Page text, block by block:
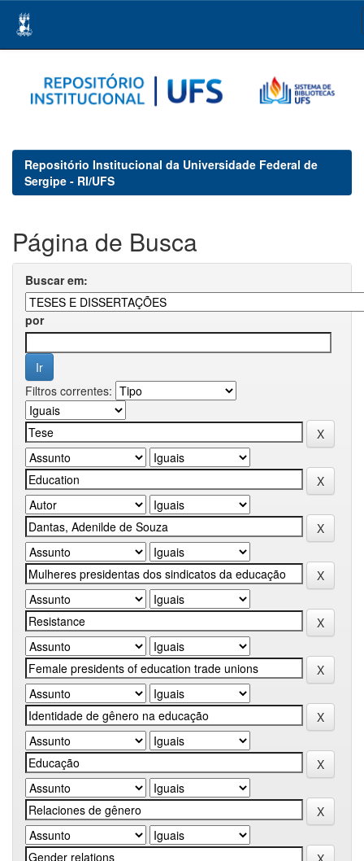
navigation
Repositório Institucional da Universidade Federal de
Sergipe - RI/UFS
Página de Busca
Buscar em:
por
Filtros correntes: